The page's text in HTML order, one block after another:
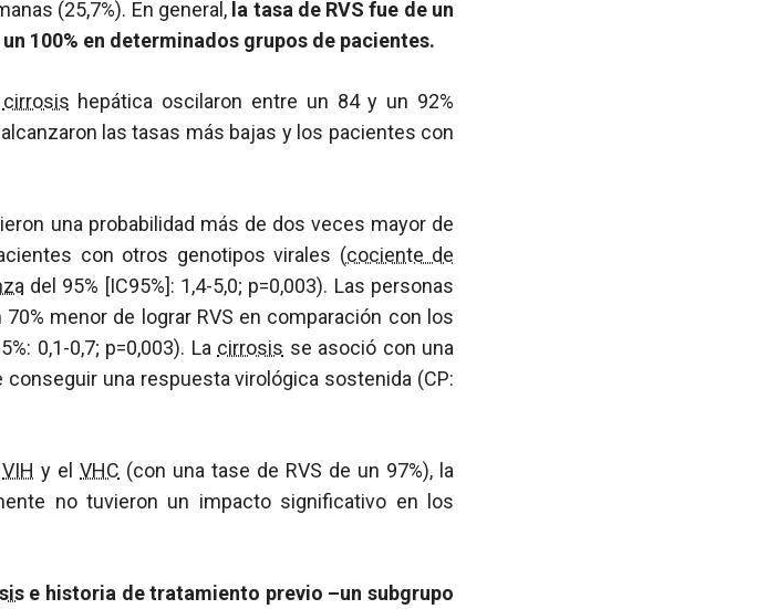
(25,7%). En general, la tasa de RVS fue de un
100% en determinados grupos de pacientes.
cirrosis hepática oscilaron entre un 84 y un 92%
las tasas más bajas y los pacientes con
una probabilidad más de dos veces mayor de
con otros genotipos virales (cociente de
del 95% [IC95%]: 1,4-5,0; p=0,003). Las personas
menor de lograr RVS en comparación con los
0,1-0,7; p=0,003). La cirrosis se asoció con una
una respuesta virológica sostenida (CP:
VIH y el VHC (con una tase de RVS de un 97%), la
no tuvieron un impacto significativo en los
e historia de tratamiento previo –un subgrupo